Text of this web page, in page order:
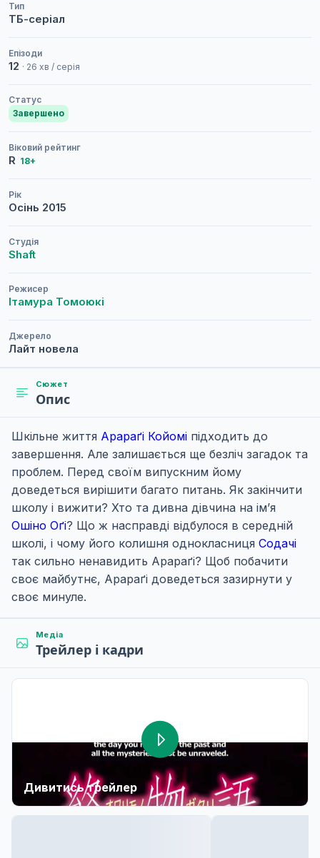
Тип
ТБ-серіал
Епізоди
12 · 26 хв / серія
Статус
Завершено
Віковий рейтинг
R 18+
Рік
Осінь 2015
Студія
Shaft
Режисер
Ітамура Томоюкі
Джерело
Лайт новела
Сюжет
Опис
Шкільне життя Арараґі Койомі підходить до
завершення. Але залишається ще безліч загадок та
проблем. Перед своїм випускним йому
доведеться вирішити багато питань. Як закінчити
школу і вижити? Хто та дивна дівчина на ім’я
Ошіно Оґі? Що ж насправді відбулося в середній
школі, і чому його колишня однокласниця Содачі
так сильно ненавидить Арараґі? Щоб побачити
своє майбутнє, Арараґі доведеться зазирнути у
своє минуле.
Медіа
Трейлер і кадри
Дивитись трейлер